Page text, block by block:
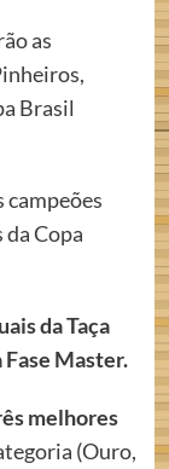
as
Brasil
campeões
Copa
da Taça
Fase Master.
melhores
(Ouro,